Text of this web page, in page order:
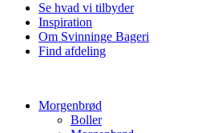
Se hvad vi tilbyder
Inspiration
Om Svinninge Bageri
Find afdeling
Morgenbrød
Boller